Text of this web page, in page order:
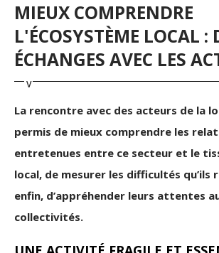
MIEUX COMPRENDRE
L'ÉCOSYSTÈME LOCAL :
ÉCHANGES AVEC LES
La rencontre avec des acteurs de la
permis de mieux comprendre les
entretenues entre ce secteur et le
local, de mesurer les difficultés
enfin, d’appréhender leurs attentes
collectivités.